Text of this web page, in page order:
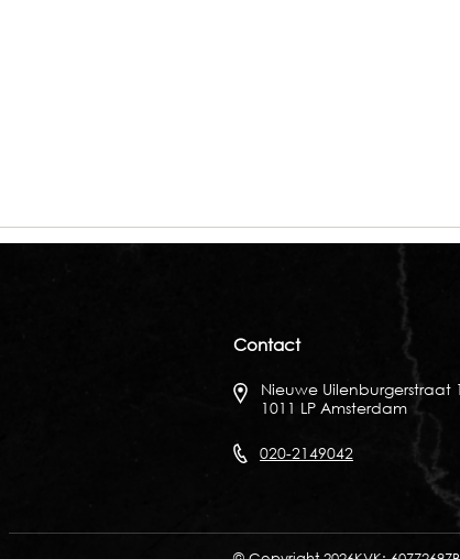
Contact
Nieuwe Uilenburgerstraat
1011 LP Amsterdam
020-2149042